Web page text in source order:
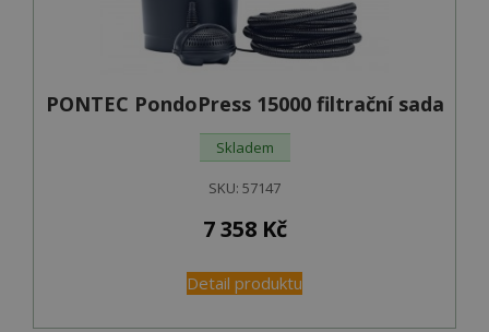
PONTEC PondoPress 15000 filtrační sada
Skladem
SKU: 57147
7 358 Kč
Detail produktu